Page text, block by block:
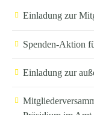
Einladung zur
Spenden-Aktion
Einladung zur